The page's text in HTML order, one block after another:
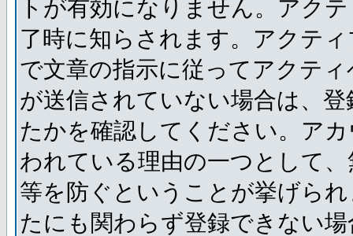
トが有効になりません。アク
了時に知らされます。アクテ
で文章の指示に従ってアクテ
が送信されていない場合は、
たかを確認してください。ア
われている理由の一つとして
等を防ぐということが挙げら
たにも関わらず登録できない